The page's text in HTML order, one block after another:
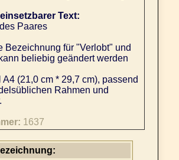
Text:
Paares
Bezeichnung für "Verlobt" und
beliebig geändert werden
A4 (21,0 cm * 29,7 cm), passend
Rahmen und
1637